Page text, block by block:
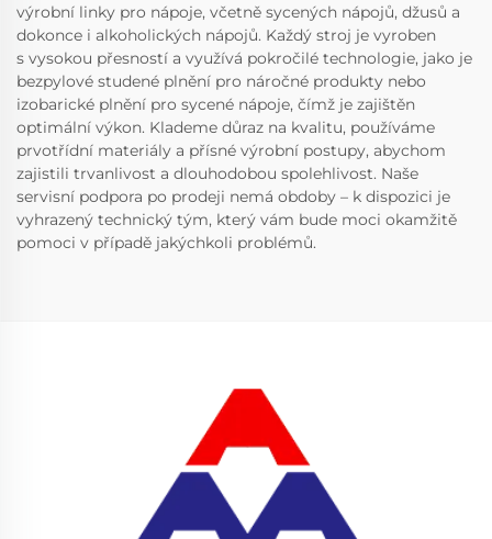
výrobní linky pro nápoje, včetně sycených nápojů, džusů a
dokonce i alkoholických nápojů. Každý stroj je vyroben
s vysokou přesností a využívá pokročilé technologie, jako je
bezpylové studené plnění pro náročné produkty nebo
izobarické plnění pro sycené nápoje, čímž je zajištěn
optimální výkon. Klademe důraz na kvalitu, používáme
prvotřídní materiály a přísné výrobní postupy, abychom
zajistili trvanlivost a dlouhodobou spolehlivost. Naše
servisní podpora po prodeji nemá obdoby – k dispozici je
vyhrazený technický tým, který vám bude moci okamžitě
pomoci v případě jakýchkoli problémů.